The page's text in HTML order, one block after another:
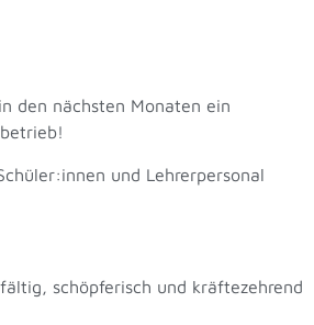
den nächsten Monaten ein
und Lehrerpersonal
schöpferisch und kräftezehrend